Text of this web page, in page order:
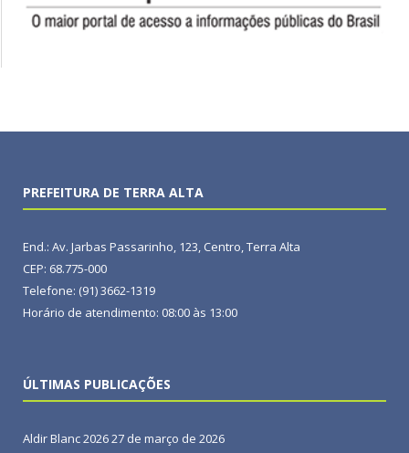
PREFEITURA DE TERRA ALTA
End.: Av. Jarbas Passarinho, 123, Centro, Terra Alta
CEP: 68.775-000
Telefone: (91) 3662-1319
Horário de atendimento: 08:00 às 13:00
ÚLTIMAS PUBLICAÇÕES
Aldir Blanc 202627 de março de 2026